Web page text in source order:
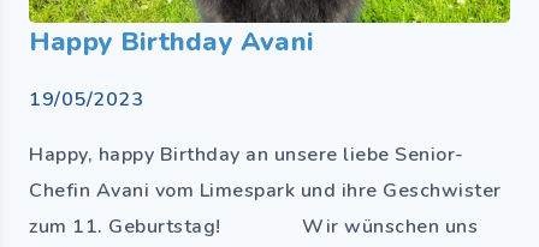
Happy Birthday Avani
19/05/2023
Happy, happy Birthday an unsere liebe Senior-
Chefin Avani vom Limespark und ihre Geschwister
zum 11. Geburtstag! Wir wünschen uns